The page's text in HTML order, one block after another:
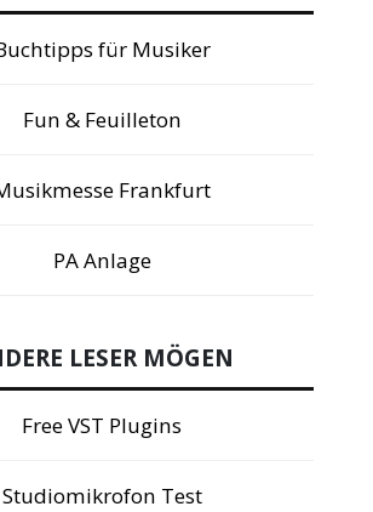
für Musiker
Fun & Feuilleton
Frankfurt
PA Anlage
LESER MÖGEN
Free VST Plugins
Studiomikrofon Test